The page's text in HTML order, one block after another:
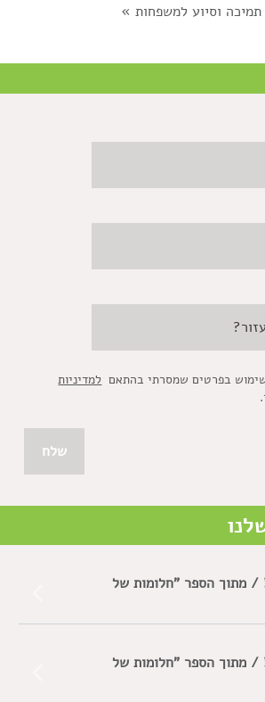
תמיכה וסיוע למשפחות»
בפרטים שמסרתי בהתאם למדיניות
/ מתוך הספר "חלומות של
/ מתוך הספר "חלומות של